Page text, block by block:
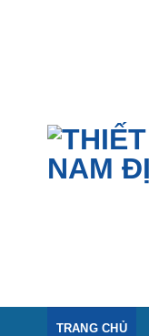
TRANG CHỦ